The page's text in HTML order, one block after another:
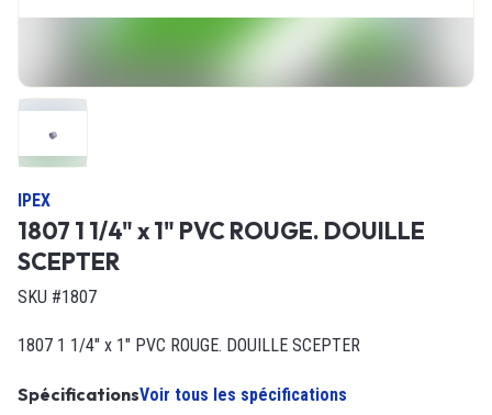
IPEX
1807 1 1/4" x 1" PVC ROUGE. DOUILLE
SCEPTER
SKU #1807
1807 1 1/4" x 1" PVC ROUGE. DOUILLE SCEPTER
SpécificationsVoir tous les spécifications